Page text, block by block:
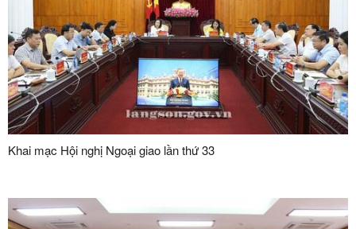
Khai mạc Hội nghị Ngoại giao lần thứ 33